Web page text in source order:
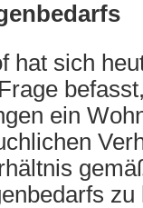
hat sich
ein
zu